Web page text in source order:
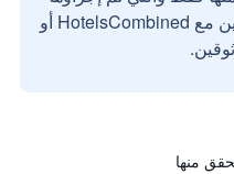
بواسطة مستخدمين حقيقيين مع HotelsCombined أو